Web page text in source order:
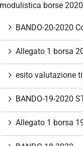
modulistica borse 2020
BANDO-20-2020
Allegato 1 borsa
esito valutazione
BANDO-19-2020
Allegato 1 borsa